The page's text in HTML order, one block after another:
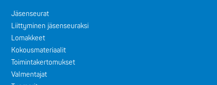
Jäsenseurat
Liittyminen jäsenseuraksi
Lomakkeet
Kokousmateriaalit
Toimintakertomukset
Valmentajat